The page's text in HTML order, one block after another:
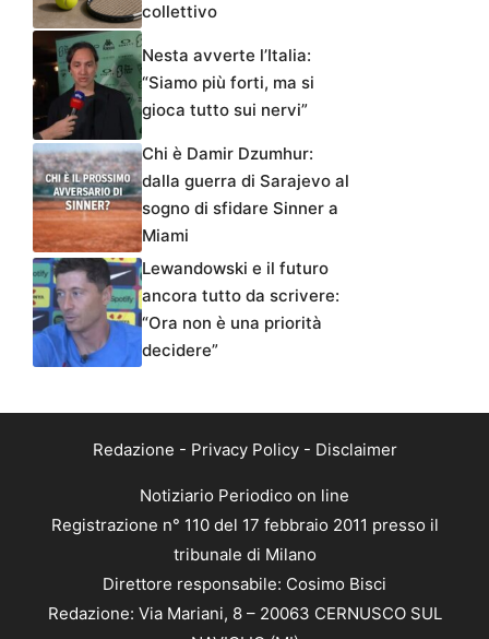
collettivo
Nesta avverte l’Italia:
“Siamo più forti, ma si
gioca tutto sui nervi”
Chi è Damir Dzumhur:
dalla guerra di Sarajevo al
sogno di sfidare Sinner a
Miami
Lewandowski e il futuro
ancora tutto da scrivere:
“Ora non è una priorità
decidere”
Redazione - Privacy Policy- Disclaimer
Notiziario Periodico on line
Registrazione n° 110 del 17 febbraio 2011 presso il
tribunale di Milano
Direttore responsabile: Cosimo Bisci
Redazione: Via Mariani, 8 – 20063 CERNUSCO SUL